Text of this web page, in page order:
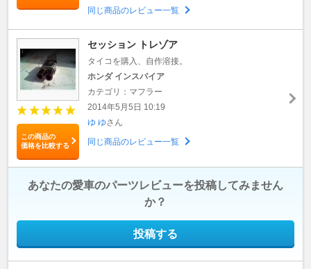
同じ商品のレビュー一覧
この商品の
価格を比較する
セッション トレゾア
タイコを購入、自作溶接。
ホンダ インスパイア
カテゴリ：マフラー
2014年5月5日 10:19
ゆ ゆさん
同じ商品のレビュー一覧
あなたの愛車のパーツレビューを投稿してみません
か？
投稿する